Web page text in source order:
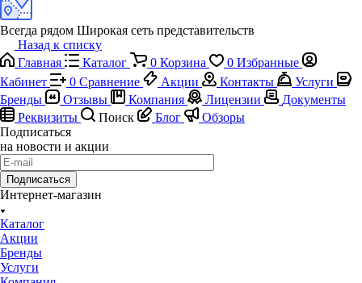
Всегда рядом Широкая сеть представительств
Назад к списку
Главная
Каталог 0 Корзина 0 Избранные
Кабинет
0 Сравнение Акции Контакты
Услуги
Бренды
Отзывы Компания Лицензии
Документы
Реквизиты
Поиск Блог
Обзоры
Подписаться
на новости и акции
Подписаться
Интернет-магазин
Каталог
Акции
Бренды
Услуги